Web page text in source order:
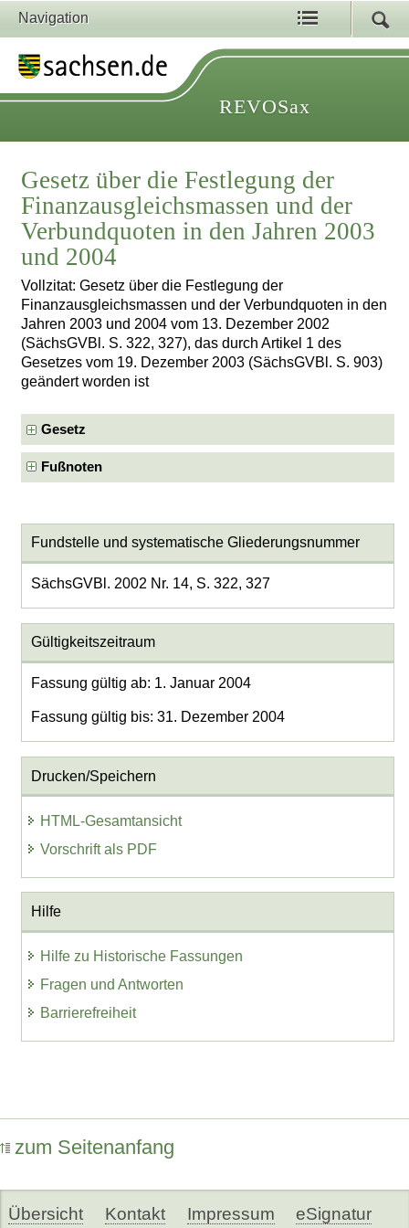
Navigation
REVOSax
Gesetz über die Festlegung der
Finanzausgleichsmassen und der
Verbundquoten in den Jahren 2003
und 2004
Vollzitat: Gesetz über die Festlegung der
Finanzausgleichsmassen und der Verbundquoten in den
Jahren 2003 und 2004 vom 13. Dezember 2002
(SächsGVBl. S. 322, 327), das durch Artikel 1 des
Gesetzes vom 19. Dezember 2003 (SächsGVBl. S. 903)
geändert worden ist
Gesetz
Fußnoten
Fundstelle und systematische Gliederungsnummer
SächsGVBl. 2002 Nr. 14, S. 322, 327
Gültigkeitszeitraum
Fassung gültig ab: 1. Januar 2004
Fassung gültig bis: 31. Dezember 2004
Drucken/Speichern
HTML-Gesamtansicht
Vorschrift als PDF
Hilfe
Hilfe zu Historische Fassungen
Fragen und Antworten
Barrierefreiheit
zum Seitenanfang
Übersicht Kontakt Impressum eSignatur